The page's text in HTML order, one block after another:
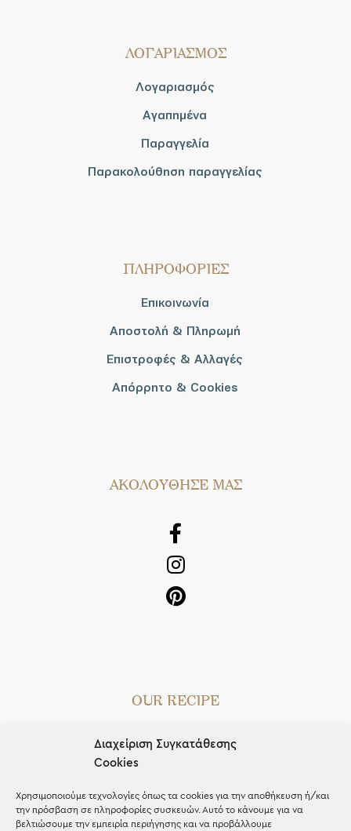
Διαχείριση Συγκατάθεσης
Cookies
Χρησιμοποιούμε τεχνολογίες όπως τα cookies για την αποθήκευση ή/και
την πρόσβαση σε πληροφορίες συσκευών. Αυτό το κάνουμε για να
βελτιώσουμε την εμπειρία περιήγησης και να προβάλλουμε
ΛΟΓΑΡΙΑΣΜΟΣ
Λογαριασμός
Αγαπημένα
Παραγγελία
Παρακολούθηση παραγγελίας
ΠΛΗΡΟΦΟΡΙΕΣ
Επικοινωνία
Αποστολή & Πληρωμή
Επιστροφές & Αλλαγές
Απόρρητο & Cookies
AΚΟΛΟΥΘΗΣΕ ΜΑΣ
OUR RECIPE
Blog
Shop the look